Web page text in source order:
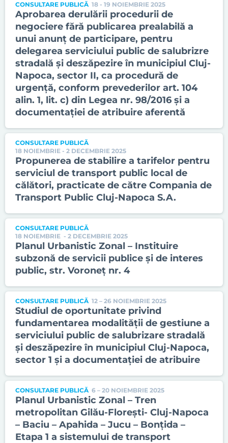
CONSULTARE PUBLICĂ 18 - 19 NOIEMBRIE 2025
Aprobarea derulării procedurii de
negociere fără publicarea prealabilă a
unui anunț de participare, pentru
delegarea serviciului public de salubrizre
stradală și deszăpezire în municipiul Cluj-
Napoca, sector II, ca procedură de
urgență, conform prevederilor art. 104
alin. 1, lit. c) din Legea nr. 98/2016 și a
documentației de atribuire aferentă
CONSULTARE PUBLICĂ
18 NOIEMBRIE - 2 DECEMBRIE 2025
Propunerea de stabilire a tarifelor pentru
serviciul de transport public local de
călători, practicate de către Compania de
Transport Public Cluj-Napoca S.A.
CONSULTARE PUBLICĂ
18 NOIEMBRIE - 2 DECEMBRIE 2025
Planul Urbanistic Zonal – Instituire
subzonă de servicii publice și de interes
public, str. Voroneț nr. 4
CONSULTARE PUBLICĂ 12 – 26 NOIEMBRIE 2025
Studiul de oportunitate privind
fundamentarea modalității de gestiune a
serviciului public de salubrizare stradală
și deszăpezire în municipiul Cluj-Napoca,
sector 1 și a documentației de atribuire
CONSULTARE PUBLICĂ 6 – 20 NOIEMBRIE 2025
Planul Urbanistic Zonal – Tren
metropolitan Gilău-Florești- Cluj-Napoca
– Baciu – Apahida – Jucu – Bonțida –
Etapa 1 a sistemului de transport